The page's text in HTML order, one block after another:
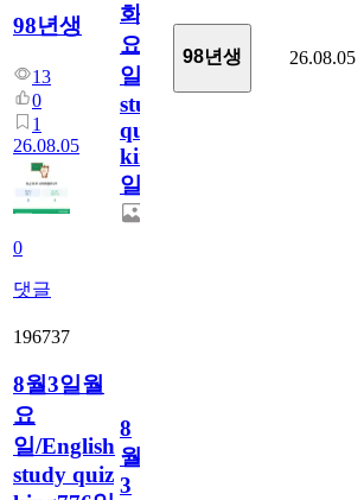
98년생
13
0
1
26.08.05
0
댓글
화
요
일/English
study
quiz
king777
일
98년생 26.08.05
196737
8월3일월
요
일/English
study quiz
8
월
3